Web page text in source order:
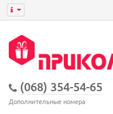
(068) 354-54-65
Дополнительные номера